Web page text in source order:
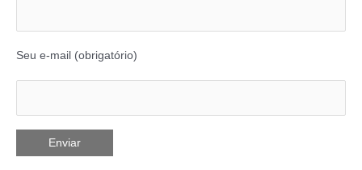
Seu e-mail (obrigatório)